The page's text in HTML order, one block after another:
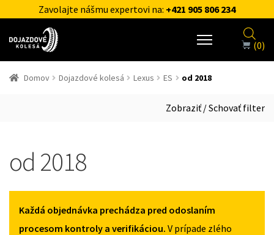
Zavolajte nášmu expertovi na: +421 905 806 234
(0)
Domov Dojazdové kolesá Lexus ES od 2018
Zobraziť / Schovať filter
od 2018
Každá objednávka prechádza pred odoslaním
procesom kontroly a verifikáciou. V prípade zlého